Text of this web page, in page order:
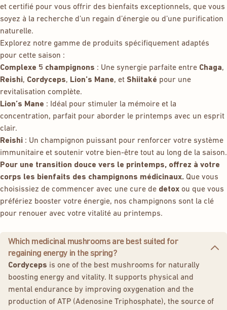
et certifié pour vous offrir des bienfaits exceptionnels, que vous
soyez à la recherche d’un regain d’énergie ou d’une purification
naturelle.
Explorez notre gamme de produits spécifiquement adaptés
pour cette saison :
Complexe 5 champignons : Une synergie parfaite entre Chaga,
Reishi, Cordyceps, Lion’s Mane, et Shiitaké pour une
revitalisation complète.
Lion’s Mane : Idéal pour stimuler la mémoire et la
concentration, parfait pour aborder le printemps avec un esprit
clair.
Reishi : Un champignon puissant pour renforcer votre système
immunitaire et soutenir votre bien-être tout au long de la saison.
Pour une transition douce vers le printemps, offrez à votre
corps les bienfaits des champignons médicinaux. Que vous
choisissiez de commencer avec une cure de detox ou que vous
préfériez booster votre énergie, nos champignons sont la clé
pour renouer avec votre vitalité au printemps.
Which medicinal mushrooms are best suited for
regaining energy in the spring?
Cordyceps is one of the best mushrooms for naturally
boosting energy and vitality. It supports physical and
mental endurance by improving oxygenation and the
production of ATP (Adenosine Triphosphate), the source of